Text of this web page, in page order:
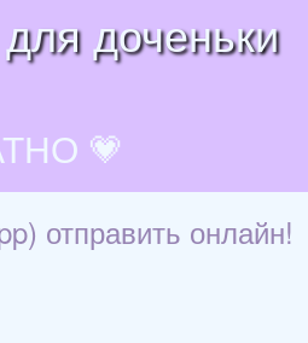
доченьки
💗
отправить онлайн!